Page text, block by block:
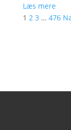
Læs mere
1 2 3 … 476